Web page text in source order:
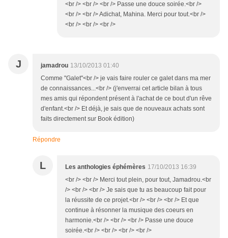
<br /> <br /> <br /> Passe une douce soirée.<br />
<br /> <br /> Adichat, Mahina. Merci pour tout.<br />
<br /> <br /> <br />
J jamadrou 13/10/2013 01:40
Comme "Galet"<br /> je vais faire rouler ce galet dans ma mer
de connaissances...<br /> (j'enverrai cet article bilan à tous
mes amis qui répondent présent à l'achat de ce bout d'un rêve
d'enfant.<br /> Et déjà, je sais que de nouveaux achats sont
faits directement sur Book édition)
Répondre
L Les anthologies éphémères 17/10/2013 16:39
<br /> <br /> Merci tout plein, pour tout, Jamadrou.<br
/> <br /> <br /> Je sais que tu as beaucoup fait pour
la réussite de ce projet.<br /> <br /> <br /> Et que
continue à résonner la musique des coeurs en
harmonie.<br /> <br /> <br /> Passe une douce
soirée.<br /> <br /> <br /> <br />